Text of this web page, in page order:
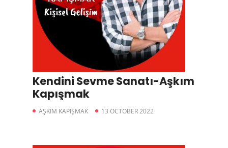
Kendini Sevme Sanatı-Aşkım
Kapışmak
AŞKIM KAPIŞMAK 13 OCTOBER 2022